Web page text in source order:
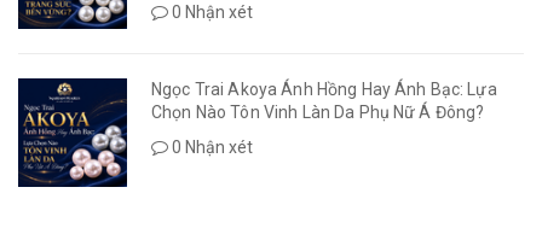
0 Nhận xét
Ngọc Trai Akoya Ánh Hồng Hay Ánh Bạc: Lựa
Chọn Nào Tôn Vinh Làn Da Phụ Nữ Á Đông?
0 Nhận xét